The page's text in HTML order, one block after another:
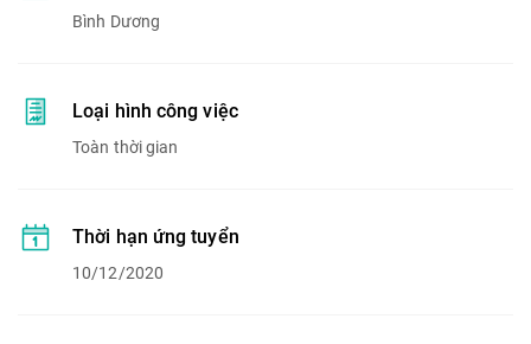
Bình Dương
Loại hình công việc
Toàn thời gian
Thời hạn ứng tuyển
10/12/2020